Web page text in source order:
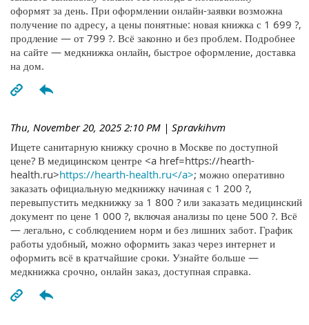
оформят за день. При оформлении онлайн-заявки возможна
получение по адресу, а цены понятные: новая книжка с 1 699 ?,
продление — от 799 ?. Всё законно и без проблем. Подробнее
на сайте — медкнижка онлайн, быстрое оформление, доставка
на дом.
Thu, November 20, 2025 2:10 PM | Spravkihvm
Ищете санитарную книжку срочно в Москве по доступной
цене? В медицинском центре <a href=https://hearth-
health.ru>https://hearth-health.ru</a>; можно оперативно
заказать официальную медкнижку начиная с 1 200 ?,
перевыпустить медкнижку за 1 800 ? или заказать медицинский
документ по цене 1 000 ?, включая анализы по цене 500 ?. Всё
— легально, с соблюдением норм и без лишних забот. График
работы удобный, можно оформить заказ через интернет и
оформить всё в кратчайшие сроки. Узнайте больше —
медкнижка срочно, онлайн заказ, доступная справка.